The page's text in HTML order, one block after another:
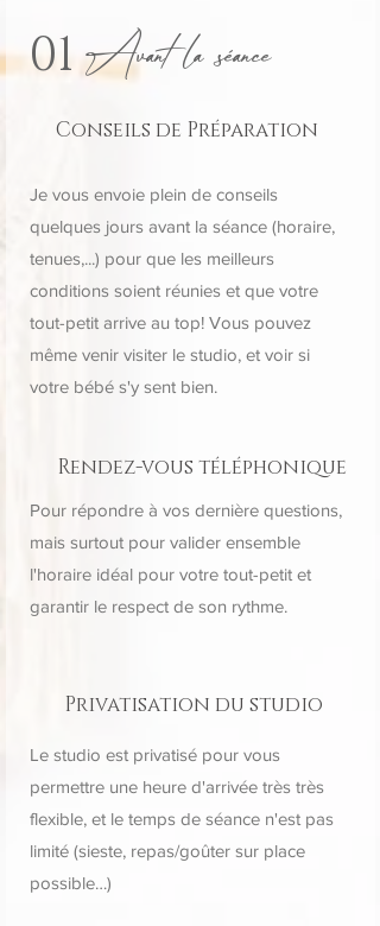
01 Avant la séance
Conseils de Préparation
Je vous envoie plein de conseils
quelques jours avant la séance (horaire,
tenues,...) pour que les meilleurs
conditions soient réunies et que votre
tout-petit arrive au top! Vous pouvez
même venir visiter le studio, et voir si
votre bébé s'y sent bien.
Rendez-vous téléphonique
Pour répondre à vos dernière questions,
mais surtout pour valider ensemble
l'horaire idéal pour votre tout-petit et
garantir le respect de son rythme.
Privatisation du studio
Le studio est privatisé pour vous
permettre une heure d'arrivée très très
flexible, et le temps de séance n'est pas
limité (sieste, repas/goûter sur place
possible…)